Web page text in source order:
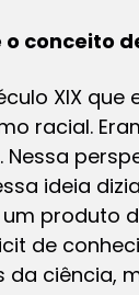
conceito
XIX que
racial.
ideia
produto
de
ciência,